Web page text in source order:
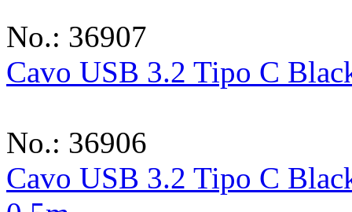
No.: 36907
Cavo USB 3.2 Tipo C
No.: 36906
Cavo USB 3.2 Tipo C